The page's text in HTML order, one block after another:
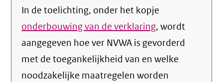
In de toelichting, onder het kopje
onderbouwing van de verklaring, wordt
aangegeven hoe ver NVWA is gevorderd
met de toegankelijkheid van en welke
noodzakelijke maatregelen worden